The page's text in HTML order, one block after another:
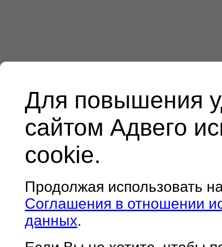
Для повышения
сайтом Адвего
cookie.
Продолжая использовать
Соглашения в отношении
данных.